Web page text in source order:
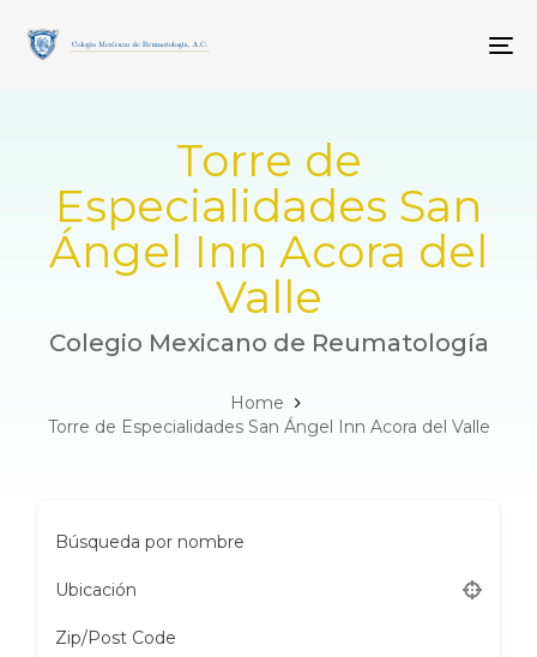
links
primary
Torre de
Especialidades San
Ángel Inn Acora del
Valle
Colegio Mexicano de Reumatología
Home
Torre de Especialidades San Ángel Inn Acora del Valle
Búsqueda por nombre
Ubicación
Zip/Post Code